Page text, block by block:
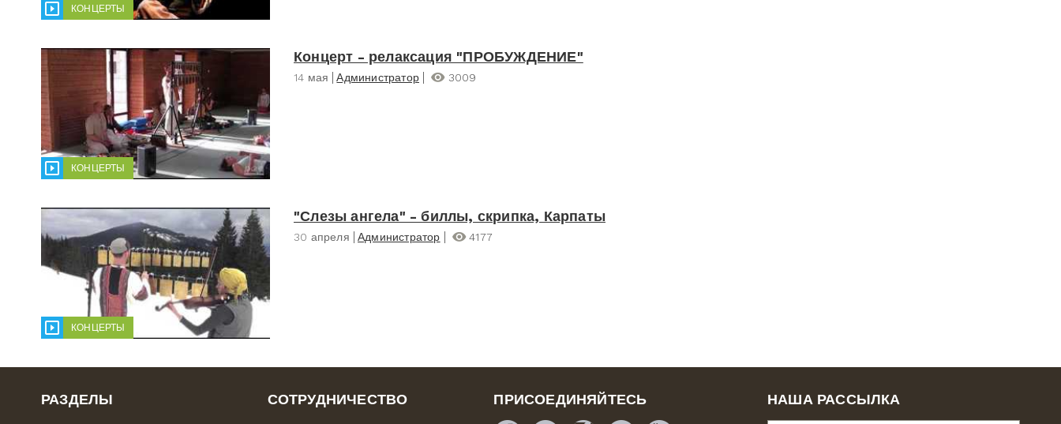
КОНЦЕРТЫ
КОНЦЕРТЫ
Концерт - релаксация "ПРОБУЖДЕНИЕ"
14 мая Администратор 3009
КОНЦЕРТЫ
"Слезы ангела" - биллы, скрипка, Карпаты
30 апреля Администратор 4177
РАЗДЕЛЫ СОТРУДНИЧЕСТВО ПРИСОЕДИНЯЙТЕСЬ НАША РАССЫЛКА